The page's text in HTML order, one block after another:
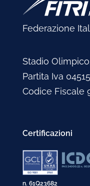
Febbraio 2005
Gennaio 2004
Marzo 2003
Febbraio 2003
Febbraio 2002
Federazione
Stadio
Partita Iva
Codice Fiscale
Certificazioni
n. 61Q23682